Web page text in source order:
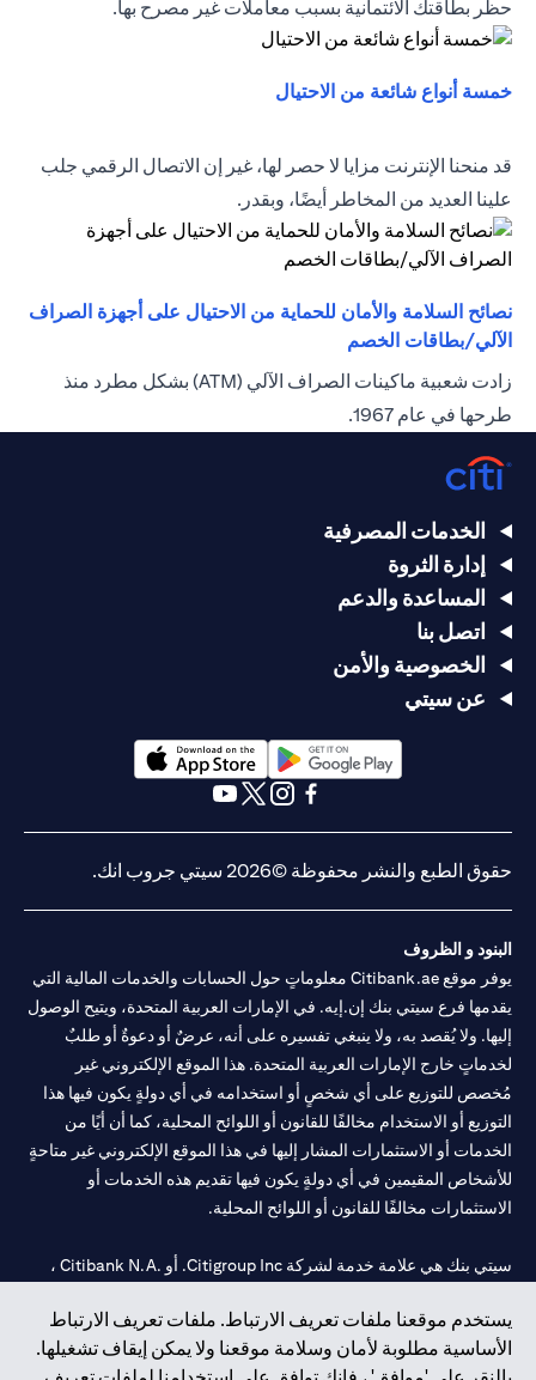
حظر بطاقتك الائتمانية بسبب معاملات غير مصرح بها.
خمسة أنواع شائعة من الاحتيال
قد منحنا الإنترنت مزايا لا حصر لها، غير إن الاتصال الرقمي جلب
علينا العديد من المخاطر أيضًا، وبقدر.
نصائح السلامة والأمان للحماية من الاحتيال على أجهزة الصراف
الآلي/بطاقات الخصم
زادت شعبية ماكينات الصراف الآلي (ATM) بشكل مطرد منذ
طرحها في عام 1967.
يستخدم موقعنا ملفات تعريف الارتباط. ملفات تعريف الارتباط
الأساسية مطلوبة لأمان وسلامة موقعنا ولا يمكن إيقاف تشغيلها.
الخدمات المصرفية
إدارة الثروة
المساعدة والدعم
اتصل بنا
الخصوصية والأمن
عن سيتي
(opens in a new tab)
حقوق الطبع والنشر محفوظة ©2026 سيتي جروب انك.
البنود و الظروف
يوفر موقع Citibank.ae معلوماتٍ حول الحسابات والخدمات المالية التي
يقدمها فرع سيتي بنك إن.إيه. في الإمارات العربية المتحدة، ويتيح الوصول
إليها. ولا يُقصد به، ولا ينبغي تفسيره على أنه، عرضٌ أو دعوةٌ أو طلبٌ
لخدماتٍ خارج الإمارات العربية المتحدة. هذا الموقع الإلكتروني غير
مُخصص للتوزيع على أي شخصٍ أو استخدامه في أي دولةٍ يكون فيها هذا
التوزيع أو الاستخدام مخالفًا للقانون أو اللوائح المحلية، كما أن أيًا من
الخدمات أو الاستثمارات المشار إليها في هذا الموقع الإلكتروني غير متاحةٍ
للأشخاص المقيمين في أي دولةٍ يكون فيها تقديم هذه الخدمات أو
الاستثمارات مخالفًا للقانون أو اللوائح المحلية.
سيتي بنك هي علامة خدمة لشركة Citigroup Inc. أو .Citibank N.A ،
سيتي بنك إن. إيه. الإمارات مسجل لدى مصرف الإمارات المركزي تحت